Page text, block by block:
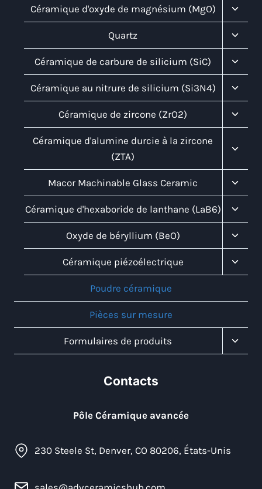
Céramique d'oxyde de magnésium (MgO)
Child
Menu
Quartz
Child
Menu
Céramique de carbure de silicium (SiC)
Child
Menu
Céramique au nitrure de silicium (Si3N4)
Child
Menu
Céramique de zircone (ZrO2)
Child
Céramique d'alumine durcie à la zircone
(ZTA)
Child
Macor Machinable Glass Ceramic
Child
Menu
Céramique d'hexaboride de lanthane (LaB6)
Child
Menu
Oxyde de béryllium (BeO)
Child
Menu
Céramique piézoélectrique
Child
Poudre céramique
Pièces sur mesure
Formulaires de produits
Child
Contacts
Pôle Céramique avancée
230 Steele St, Denver, CO 80206, États-Unis